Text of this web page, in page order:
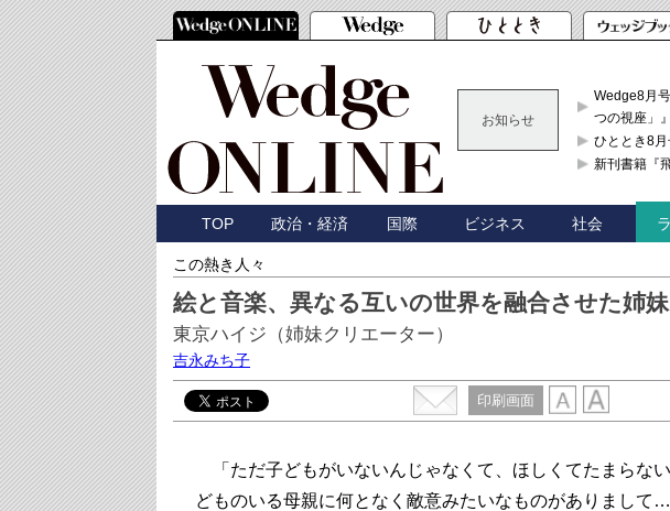
お知らせ
Wedge8月
つの視座」』
ひととき8
新刊書籍『
TOP 政治・経済 国際 ビジネス 社会
この熱き人々
絵と音楽、異なる互いの世界を融合させた姉妹
東京ハイジ（姉妹クリエーター）
吉永みち子
印刷画面
「ただ子どもがいないんじゃなくて、ほしくてたまらな
どものいる母親に何となく敵意みたいなものがありまして